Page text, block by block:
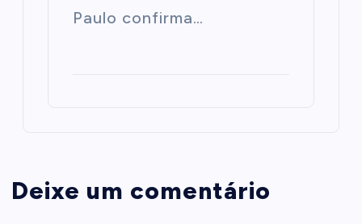
Paulo confirma…
Deixe um comentário